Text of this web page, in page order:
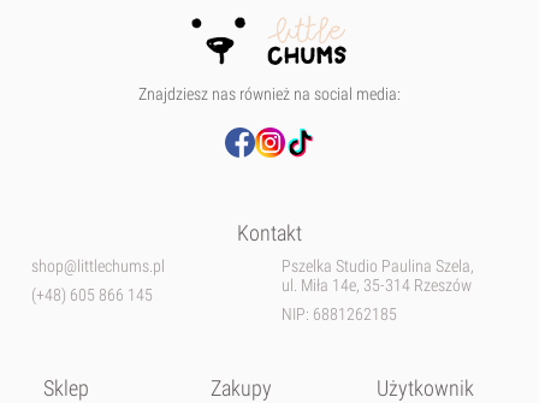
Znajdziesz nas również na social media:
Kontakt
shop@littlechums.pl
(+48) 605 866 145
Pszelka Studio Paulina Szela,
ul. Miła 14e, 35-314 Rzeszów
NIP: 6881262185
Sklep Zakupy Użytkownik